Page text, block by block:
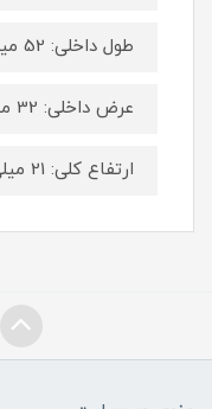
طول داخلی: 52 میلی‌متر
عرض داخلی: 32 میلی‌متر
ارتفاع کلی: 21 میلی‌متر